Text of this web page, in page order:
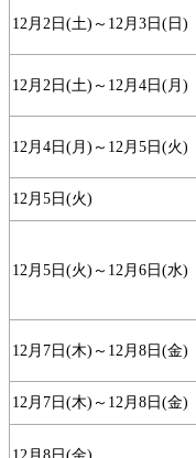
12月2日(土)～12月3日(日)
12月2日(土)～12月4日(月)
12月4日(月)～12月5日(火)
12月5日(火)
12月5日(火)～12月6日(水)
12月7日(木)～12月8日(金)
12月7日(木)～12月8日(金)